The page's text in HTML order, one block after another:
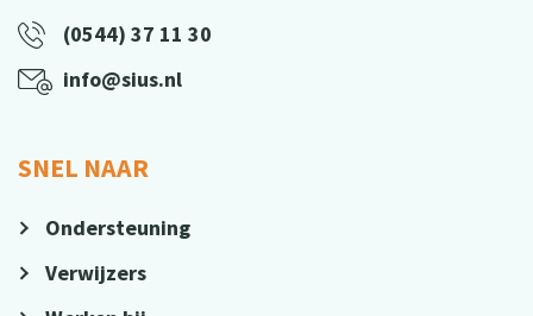
(0544) 37 11 30
info@sius.nl
SNEL NAAR
Ondersteuning
Verwijzers